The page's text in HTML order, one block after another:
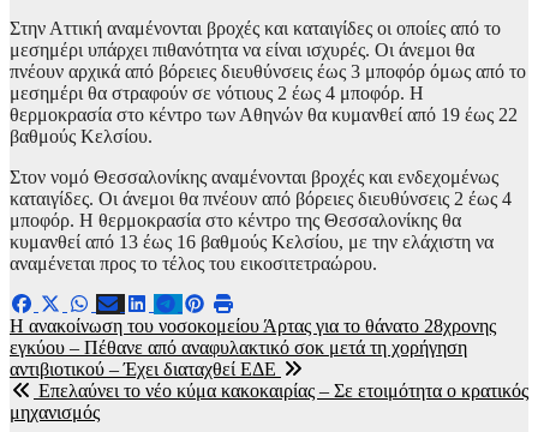
Στην Αττική αναμένονται βροχές και καταιγίδες οι οποίες από το
μεσημέρι υπάρχει πιθανότητα να είναι ισχυρές. Οι άνεμοι θα
πνέουν αρχικά από βόρειες διευθύνσεις έως 3 μποφόρ όμως από το
μεσημέρι θα στραφούν σε νότιους 2 έως 4 μποφόρ. Η
θερμοκρασία στο κέντρο των Αθηνών θα κυμανθεί από 19 έως 22
βαθμούς Κελσίου.
Στον νομό Θεσσαλονίκης αναμένονται βροχές και ενδεχομένως
καταιγίδες. Οι άνεμοι θα πνέουν από βόρειες διευθύνσεις 2 έως 4
μποφόρ. Η θερμοκρασία στο κέντρο της Θεσσαλονίκης θα
κυμανθεί από 13 έως 16 βαθμούς Κελσίου, με την ελάχιστη να
αναμένεται προς το τέλος του εικοσιτετραώρου.
Πλοήγηση
άρθρων
Η ανακοίνωση του νοσοκομείου Άρτας για το θάνατο 28χρονης
εγκύου – Πέθανε από αναφυλακτικό σοκ μετά τη χορήγηση
αντιβιοτικού – Έχει διαταχθεί ΕΔΕ
Επελαύνει το νέο κύμα κακοκαιρίας – Σε ετοιμότητα ο κρατικός
μηχανισμός